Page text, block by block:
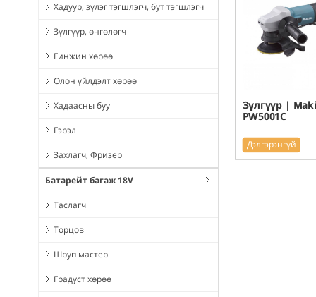
Хадуур, зүлэг тэгшлэгч, бут тэгшлэгч
Зүлгүүр, өнгөлөгч
Гинжин хөрөө
Олон үйлдэлт хөрөө
Хадаасны буу
Гэрэл
Захлагч, Фризер
Батарейт багаж 18V
Таслагч
Торцов
Шруп мастер
Градуст хөрөө
Зүлгүүр |
PW5001C
Дэлгэрэнгүй